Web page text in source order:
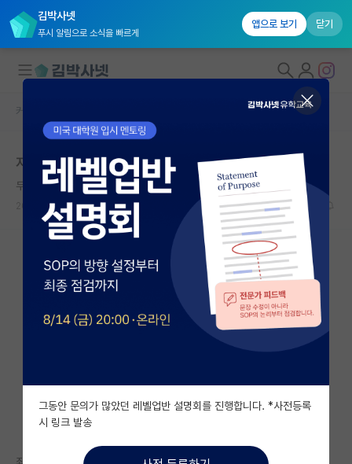
김박사넷
푸시 알림으로 소식을 빠르게
앱으로 보기 닫기
대학원생 모집
국내대학원 정보
연구실&오픈랩
커뮤니티
커뮤니티 홈
전체글보기
베스트 게시판
자유 게시판(아무개랩)
미국 유학 게시판
미국 대학원 합격 후기 게시판
커뮤니티 홈
자퇴할까요?
무기력한 우장춘
2023.10.21 4 2239
죄성..0_0
그동안 문의가 많았던 레벨업반 설명회를 진행합니다. *사전등록
시 링크 발송